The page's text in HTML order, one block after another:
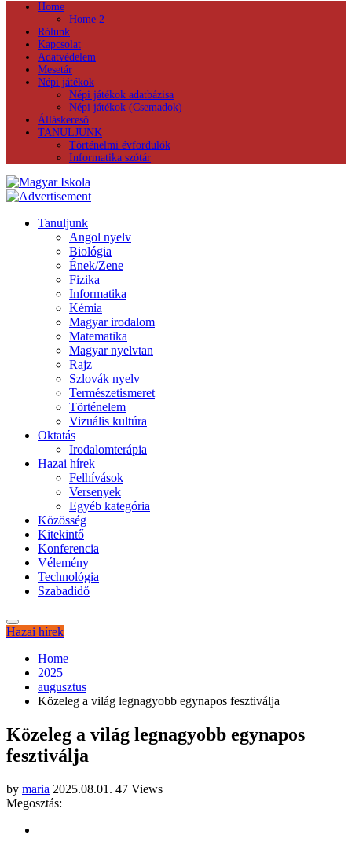
Home
Home 2
Rólunk
Kapcsolat
Adatvédelem
Mesetár
Népi játékok
Népi játékok adatbázisa
Népi játékok (Csemadok)
Álláskereső
TANULJUNK
Történelmi évfordulók
Informatika szótár
Tanuljunk
Angol nyelv
Biológia
Ének/Zene
Fizika
Informatika
Kémia
Magyar irodalom
Matematika
Magyar nyelvtan
Rajz
Szlovák nyelv
Természetismeret
Történelem
Vizuális kultúra
Oktatás
Irodalomterápia
Hazai hírek
Felhívások
Versenyek
Egyéb kategória
Közösség
Kitekintő
Konferencia
Vélemény
Technológia
Szabadidő
Hazai hírek
Home
2025
augusztus
Közeleg a világ legnagyobb egynapos fesztiválja
Közeleg a világ legnagyobb egynapos
fesztiválja
by maria 2025.08.01. 47 Views
Megosztás: